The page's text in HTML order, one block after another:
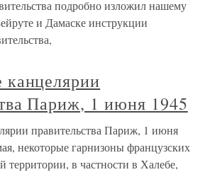
подробно изложил нашему
и Дамаске инструкции
Париж, 1 июня 1945
правительства Париж, 1 июня
некоторые гарнизоны французских
территории, в частности в Халебе,